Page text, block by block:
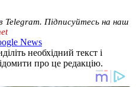
Telegram. Підписуйтесь на наш
News
необхідний текст і
про це редакцію.